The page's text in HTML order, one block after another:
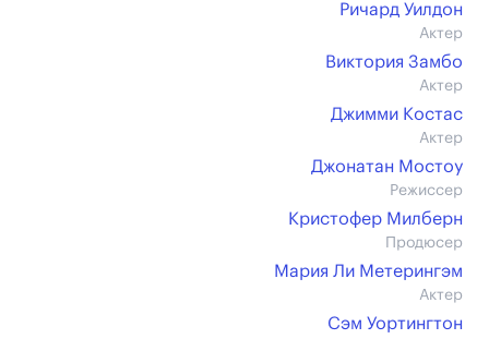
Ричард Уилдон
Актер
Виктория Замбо
Актер
Джимми Костас
Актер
Джонатан Мостоу
Режиссер
Кристофер Милберн
Продюсер
Мария Ли Метерингэм
Актер
Сэм Уортингтон